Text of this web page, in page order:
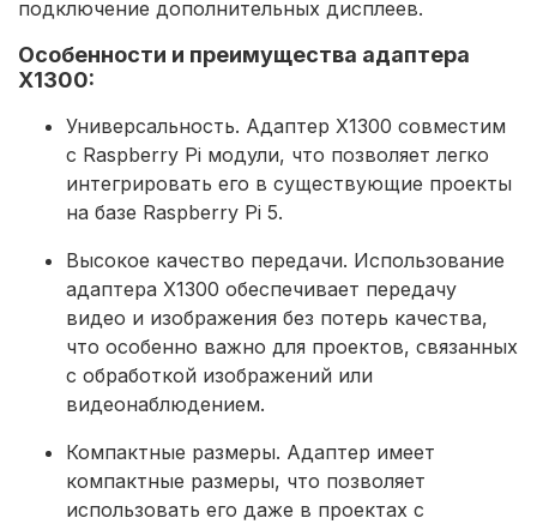
подключение дополнительных дисплеев.
Особенности и преимущества адаптера
X1300:
Универсальность. Адаптер X1300 совместим
с Raspberry Pi модули, что позволяет легко
интегрировать его в существующие проекты
на базе Raspberry Pi 5.
Высокое качество передачи. Использование
адаптера X1300 обеспечивает передачу
видео и изображения без потерь качества,
что особенно важно для проектов, связанных
с обработкой изображений или
видеонаблюдением.
Компактные размеры. Адаптер имеет
компактные размеры, что позволяет
использовать его даже в проектах с